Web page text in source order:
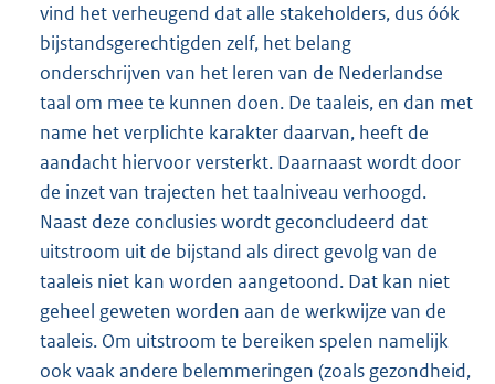
vind het verheugend dat alle stakeholders, dus óók
bijstandsgerechtigden zelf, het belang
onderschrijven van het leren van de Nederlandse
taal om mee te kunnen doen. De taaleis, en dan met
name het verplichte karakter daarvan, heeft de
aandacht hiervoor versterkt. Daarnaast wordt door
de inzet van trajecten het taalniveau verhoogd.
Naast deze conclusies wordt geconcludeerd dat
uitstroom uit de bijstand als direct gevolg van de
taaleis niet kan worden aangetoond. Dat kan niet
geheel geweten worden aan de werkwijze van de
taaleis. Om uitstroom te bereiken spelen namelijk
ook vaak andere belemmeringen (zoals gezondheid,